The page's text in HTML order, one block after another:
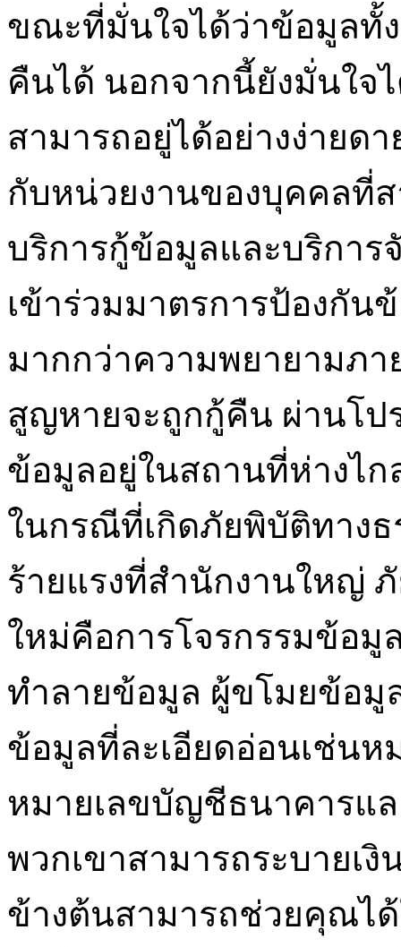
ขณะที่มั่นใจได้ว่าข้อมูลทั้
คืนได้ นอกจากนี้ยังมั่นใจ
สามารถอยู่ได้อย่างง่ายด
กับหน่วยงานของบุคคลที่
บริการกู้ข้อมูลและบริกา
เข้าร่วมมาตรการป้องกั
มากกว่าความพยายามภ
สูญหายจะถูกกู้คืน ผ่านโป
ข้อมูลอยู่ในสถานที่ห่างไก
ในกรณีที่เกิดภัยพิบัติทาง
ร้ายแรงที่สำนักงานใหญ่
ใหม่คือการโจรกรรมข้อมู
ทำลายข้อมูล ผู้ขโมยข้อมู
ข้อมูลที่ละเอียดอ่อนเช่นห
หมายเลขบัญชีธนาคารแ
พวกเขาสามารถระบายเ
ข้างต้นสามารถช่วยคุณไ